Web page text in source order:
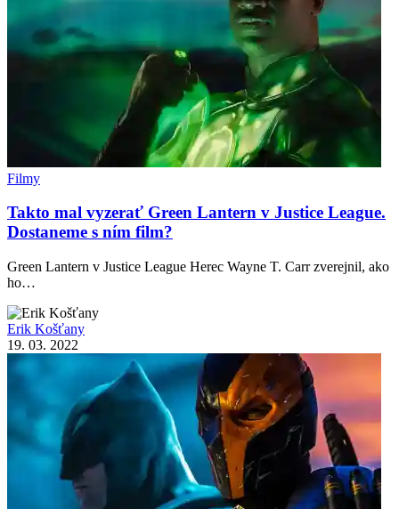
Filmy
Takto mal vyzerať Green Lantern v Justice League.
Dostaneme s ním film?
Green Lantern v Justice League Herec Wayne T. Carr zverejnil, ako
ho…
Erik Košťany
19. 03. 2022